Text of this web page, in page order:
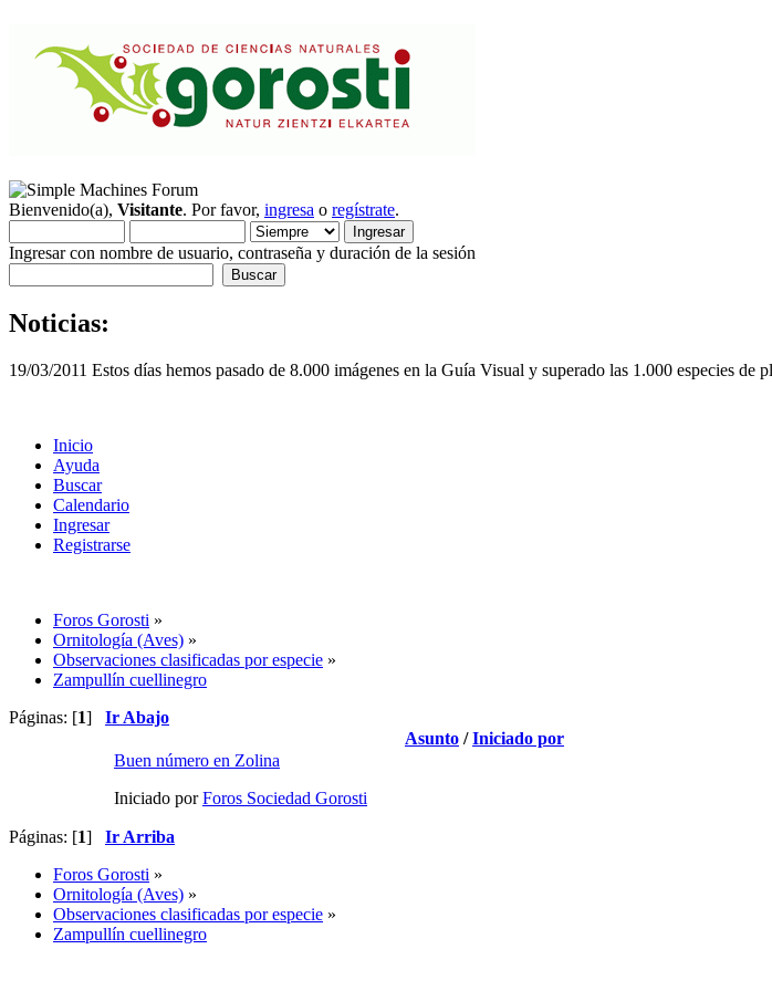
Bienvenido(a), Visitante. Por favor, ingresa o regístrate.
Ingresar con nombre de usuario, contraseña y duración de la sesión
Noticias:
19/03/2011 Estos días hemos pasado de 8.000 imágenes en la Guía Visual y superado las 1.000 especies de
Inicio
Ayuda
Buscar
Calendario
Ingresar
Registrarse
Foros Gorosti »
Ornitología (Aves) »
Observaciones clasificadas por especie »
Zampullín cuellinegro
Páginas: [1] Ir Abajo
Asunto /Iniciado por
Buen número en Zolina
Iniciado porForos Sociedad Gorosti
Páginas: [1] Ir Arriba
Foros Gorosti »
Ornitología (Aves) »
Observaciones clasificadas por especie »
Zampullín cuellinegro